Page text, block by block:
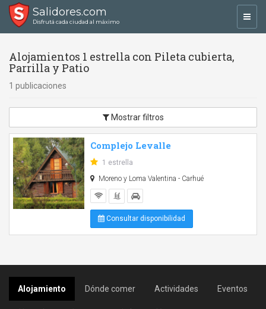
Salidores.com
Disfrutá cada ciudad al máximo
Alojamientos 1 estrella con Pileta cubierta,
Parrilla y Patio
1 publicaciones
Mostrar filtros
Complejo Levalle
1 estrella
Moreno y Loma Valentina - Carhué
Consultar disponibilidad
Alojamiento Dónde comer Actividades Eventos